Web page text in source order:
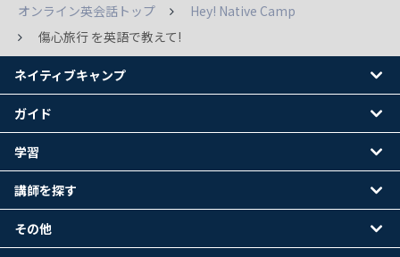
オンライン英会話トップ
Hey! Native Camp
傷心旅行 を英語で教えて!
ネイティブキャンプ
ガイド
学習
講師を探す
その他